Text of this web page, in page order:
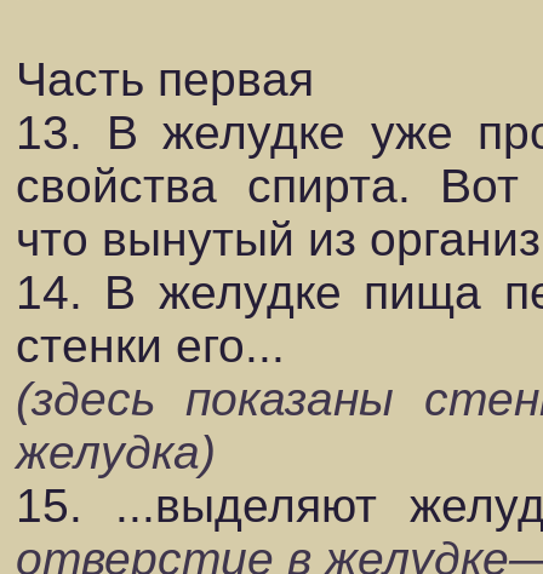
Часть первая
13. В желудке уже
свойства спирта.
что вынутый из
14. В желудке пища
стенки его...
(здесь показаны
желудка)
15. ...выделяют
отверстие в